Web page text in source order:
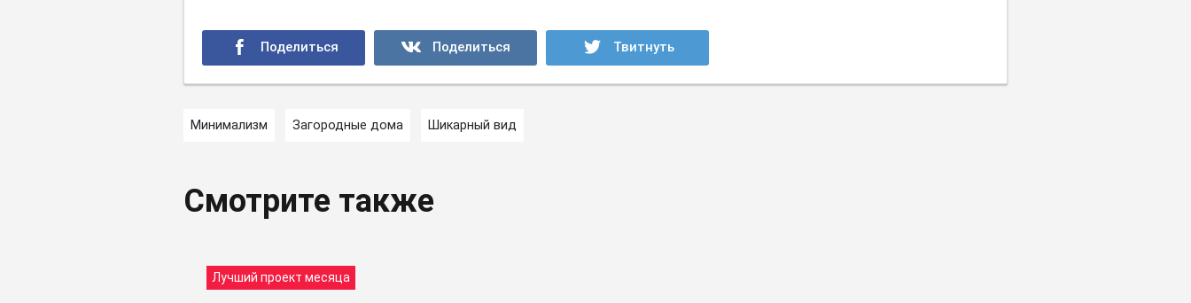
Минимализм Загородные дома Шикарный вид
Смотрите также
Лучший проект месяца